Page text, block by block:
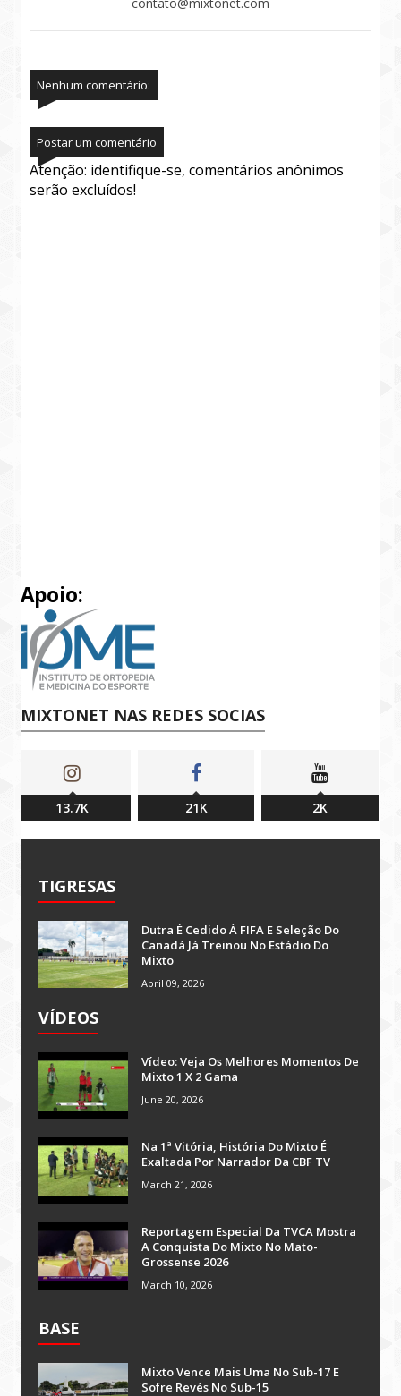
Nenhum comentário:
Postar um comentário
Atenção: identifique-se, comentários anônimos
serão excluídos!
Apoio:
MIXTONET NAS REDES SOCIAS
13.7K 21K 2K
TIGRESAS
Dutra É Cedido À FIFA E Seleção Do
Canadá Já Treinou No Estádio Do
Mixto
April 09, 2026
VÍDEOS
Vídeo: Veja Os Melhores Momentos De
Mixto 1 X 2 Gama
June 20, 2026
Na 1ª Vitória, História Do Mixto É
Exaltada Por Narrador Da CBF TV
March 21, 2026
Reportagem Especial Da TVCA Mostra
A Conquista Do Mixto No Mato-
Grossense 2026
March 10, 2026
BASE
Mixto Vence Mais Uma No Sub-17 E
Sofre Revés No Sub-15